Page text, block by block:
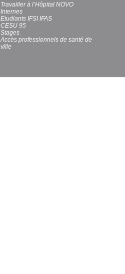
Travailler à l’Hôpital NOVO
Internes
Etudiants IFSI IFAS
CESU 95
Stages
Accès professionnels de santé de
ville